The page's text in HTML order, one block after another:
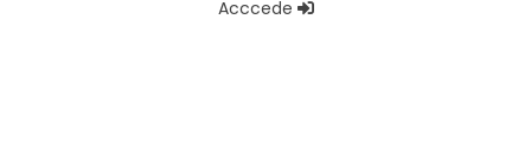
Acccede